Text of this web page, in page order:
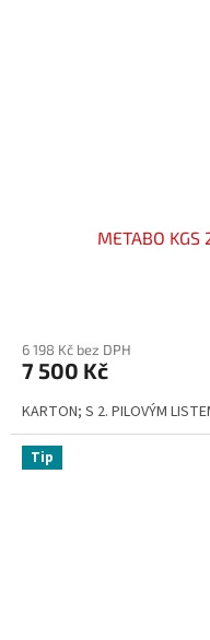
METABO
6 198 Kč bez DPH
7 500 Kč
KARTON; S 2. PILOVÝM
Tip